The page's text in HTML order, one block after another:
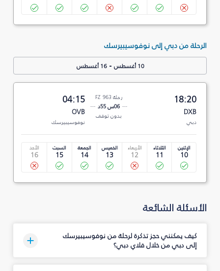
الرحلة من دبي إلى نوفوسيبيرسك
10 أغسطس -16 أغسطس
18:20
DXB
دبي
رحلة FZ 963
06س 55د
بدون توقف
04:15
OVB
نوفوسيبيرسك
الإثنين
10
الثلاثاء
11
الأربعاء
12
الخميس
13
الجمعة
14
السبت
15
الأحد
16
الأسئلة الشائعة
كيف يمكنني حجز تذكرة لرحلة من نوفوسيبيرسك
إلى دبي من خلال فلاي دبي؟